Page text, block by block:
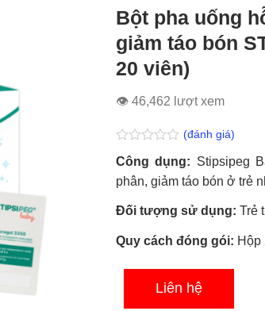
Bột pha uống
giảm táo bón
20 viên)
👁 46,462 lượt xem
Được
xếp
hạng
0.0
5
sao
(đánh giá)
Công dụng: Stipsipeg
phân, giảm táo bón ở trẻ
Đối tượng sử dụng: Trẻ
Quy cách đóng gói: Hộp
Liên hệ